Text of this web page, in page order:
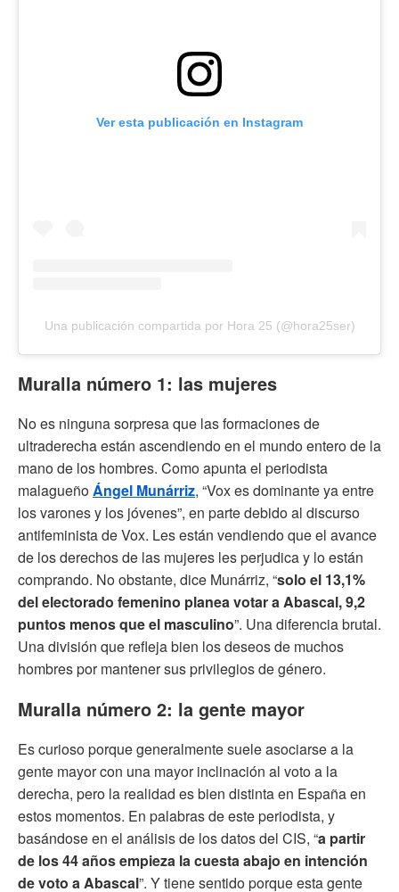
Ver esta publicación en Instagram
Una publicación compartida por Hora 25 (@hora25ser)
Muralla número 1: las mujeres
No es ninguna sorpresa que las formaciones de
ultraderecha están ascendiendo en el mundo entero de la
mano de los hombres. Como apunta el periodista
malagueñoÁngel Munárriz, “Vox es dominante ya entre
los varones y los jóvenes”, en parte debido al discurso
antifeminista de Vox. Les están vendiendo que el avance
de los derechos de las mujeres les perjudica y lo están
comprando. No obstante, dice Munárriz, “solo el 13,1%
del electorado femenino planea votar a Abascal, 9,2
puntos menos que el masculino”. Una diferencia brutal.
Una división que refleja bien los deseos de muchos
hombres por mantener sus privilegios de género.
Muralla número 2: la gente mayor
Es curioso porque generalmente suele asociarse a la
gente mayor con una mayor inclinación al voto a la
derecha, pero la realidad es bien distinta en España en
estos momentos. En palabras de este periodista, y
basándose en el análisis de los datos del CIS, “a partir
de los 44 años empieza la cuesta abajo en intención
de voto a Abascal”. Y tiene sentido porque esta gente